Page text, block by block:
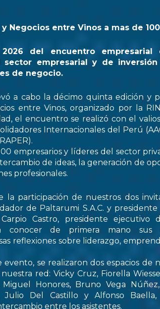
Negocios entre Vinos a mas de
del encuentro
sector empresarial y de
de negocio.
a cabo la décimo quinta edición y
entre Vinos, organizado por la
el encuentro se realizó con el
Internacionales del Perú
empresarios y líderes del sector
de ideas, la generación de
profesionales.
la participación de nuestros dos
de Paltarumi S.A.C. y
Castro, presidente ejecutivo
conocer de primera mano sus
reflexiones sobre liderazgo,
evento, se realizaron dos espacios
red: Vicky Cruz, Fiorella
Miguel Honores, Bruno Vega
Julio Del Castillo y Alfonso
entre los asistentes.